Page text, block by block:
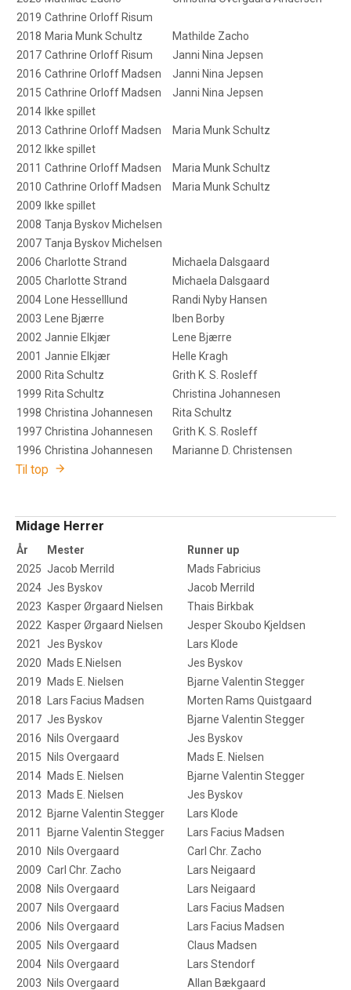
2019 Cathrine Orloff Risum
2018 Maria Munk Schultz
Mathilde Zacho
2017 Cathrine Orloff Risum
Janni Nina Jepsen
2016 Cathrine Orloff Madsen
Janni Nina Jepsen
2015 Cathrine Orloff Madsen
Janni Nina Jepsen
2014 Ikke spillet
2013 Cathrine Orloff Madsen
Maria Munk Schultz
2012
Ikke spillet
2011 Cathrine Orloff Madsen
Maria Munk Schultz
2010 Cathrine Orloff Madsen
Maria Munk Schultz
2009
Ikke spillet
2008 Tanja Byskov Michelsen
2007 Tanja Byskov Michelsen
2006 Charlotte Strand
Michaela Dalsgaard
2005 Charlotte Strand
Michaela Dalsgaard
2004
Lone Hesselllund
Randi Nyby Hansen
2003
Lene Bjærre
Iben Borby
2002 Jannie Elkjær
Lene Bjærre
2001 Jannie Elkjær
Helle Kragh
2000 Rita Schultz
Grith K. S. Rosleff
1999 Rita Schultz
Christina Johannesen
1998 Christina Johannesen
Rita Schultz
1997 Christina Johannesen
Grith K. S. Rosleff
1996 Christina Johannesen Marianne D. Christensen
Til top
Midage Herrer
År Mester
Runner up
2025 Jacob Merrild
Mads Fabricius
2024 Jes Byskov
Jacob Merrild
2023
Kasper Ørgaard Nielsen
Thais Birkbak
2022
Kasper Ørgaard Nielsen
Jesper Skoubo Kjeldsen
2021
Jes Byskov
Lars Klode
2020
Mads E.Nielsen
Jes Byskov
2019
Mads E. Nielsen
Bjarne Valentin Stegger
2018
Lars Facius Madsen
Morten Rams Quistgaard
2017 Jes Byskov
Bjarne Valentin Stegger
2016
Nils Overgaard
Jes Byskov
2015
Nils Overgaard
Mads E. Nielsen
2014 Mads E. Nielsen
Bjarne Valentin Stegger
2013
Mads E. Nielsen
Jes Byskov
2012
Bjarne Valentin Stegger
Lars Klode
2011
Bjarne Valentin Stegger
Lars Facius Madsen
2010
Nils Overgaard
Carl Chr. Zacho
2009 Carl Chr. Zacho
Lars Neigaard
2008
Nils Overgaard
Lars Neigaard
2007 Nils Overgaard
Lars Facius Madsen
2006
Nils Overgaard
Lars Facius Madsen
2005
Nils Overgaard
Claus Madsen
2004 Nils Overgaard
Lars Stendorf
2003
Nils Overgaard
Allan Bækgaard